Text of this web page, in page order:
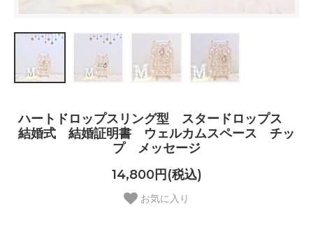
ハートドロップスリング型 スタードロップス
結婚式 結婚証明書 ウェルカムスペース チッ
プ メッセージ
14,800円(税込)
お気に入り